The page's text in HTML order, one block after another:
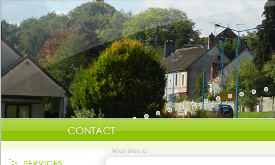
Vous êtes ici :